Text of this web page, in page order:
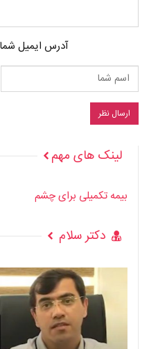
آدرس ایمیل
لینک های مهم
بیمه تکمیلی برای چشم
دکتر سلام